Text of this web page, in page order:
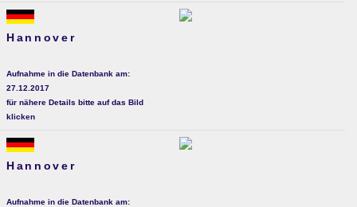
Hannover
Aufnahme in die Datenbank am:
27.12.2017
für nähere Details bitte auf das Bild
klicken
Hannover
Aufnahme in die Datenbank am: